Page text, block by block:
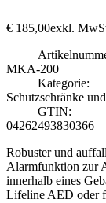
€ 185,00exkl.
MKA-200
Kategorie:
Schutzschränke
GTIN:
04262493830366
Robuster und
Alarmfunktion zur
innerhalb eines
Lifeline AED oder